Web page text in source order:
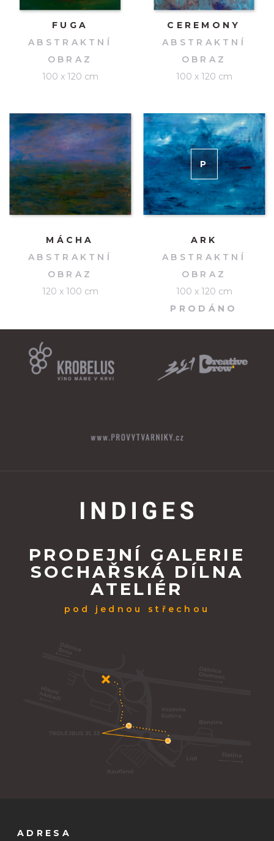
FUGA
ABSTRAKTNÍ
OBRAZ
100 x 120 cm
MÁCHA
ABSTRAKTNÍ
OBRAZ
120 x 100 cm
CEREMONY
ABSTRAKTNÍ
OBRAZ
100 x 120 cm
PRODÁNO
ARK
ABSTRAKTNÍ
OBRAZ
100 x 120 cm
PRODÁNO
PRODEJNÍ GALERIE
SOCHAŘSKÁ DÍLNA
ATELIÉR
pod jednou střechou
ADRESA